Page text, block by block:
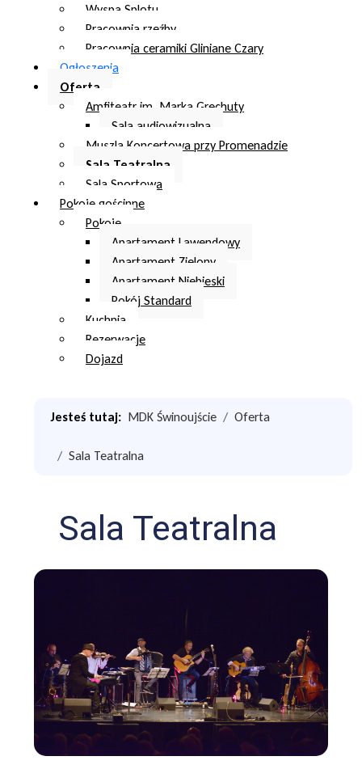
Wyspa Splotu
Pracownia rzeźby
Pracownia ceramiki Gliniane Czary
Ogłoszenia
Oferta
Amfiteatr im. Marka Grechuty
Sala audiowizualna
Muszla Koncertowa przy Promenadzie
Sala Teatralna
Sala Sportowa
Pokoje gościnne
Pokoje
Apartament Lawendowy
Apartament Zielony
Apartament Niebieski
Pokój Standard
Kuchnia
Rezerwacje
Dojazd
Jesteś tutaj: MDK Świnoujście Oferta
Sala Teatralna
Sala Teatralna